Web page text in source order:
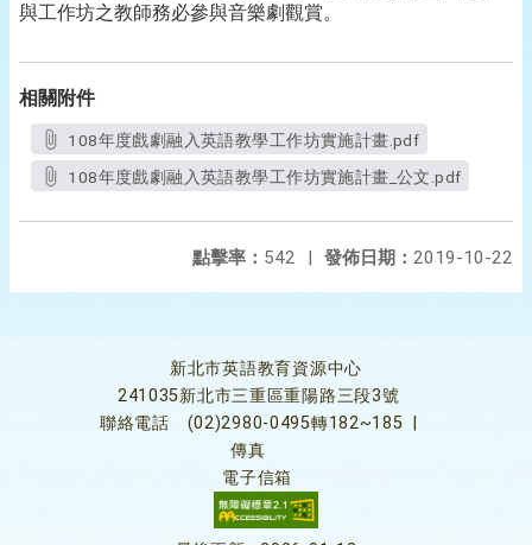
與工作坊之教師務必參與音樂劇觀賞。
相關附件
108年度戲劇融入英語教學工作坊實施計畫.pdf
108年度戲劇融入英語教學工作坊實施計畫_公文.pdf
發佈日期： 2019-10-22
點擊率： 542 |
新北市英語教育資源中心
241035新北市三重區重陽路三段3號
聯絡電話
(02)2980-0495轉182~185
傳真
電子信箱